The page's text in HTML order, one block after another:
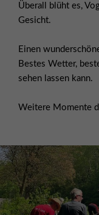
Überall blüht es,
Gesicht.
Einen
Bestes Wetter,
sehen lassen kann.
Weitere Momente